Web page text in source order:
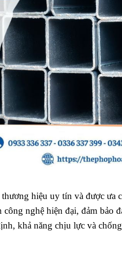
thương hiệu uy tín và được ưa
nghệ hiện đại, đảm bảo
khả năng chịu lực và